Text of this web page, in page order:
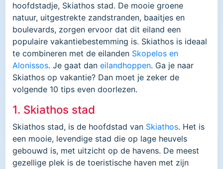
hoofdstadje, Skiathos stad. De mooie groene
natuur, uitgestrekte zandstranden, baaitjes en
boulevards, zorgen ervoor dat dit eiland een
populaire vakantiebestemming is. Skiathos is ideaal
te combineren met de eilanden Skopelos en
Alonissos. Je gaat dan eilandhoppen. Ga je naar
Skiathos op vakantie? Dan moet je zeker de
volgende 10 tips even doorlezen.
1. Skiathos stad
Skiathos stad, is de hoofdstad van Skiathos. Het is
een mooie, levendige stad die op lage heuvels
gebouwd is, met uitzicht op de havens. De meest
gezellige plek is de toeristische haven met zijn